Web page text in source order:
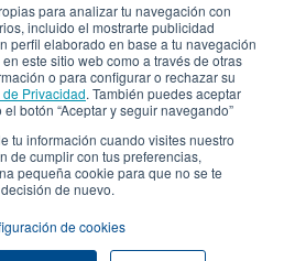
para analizar tu navegación con
incluido el mostrarte publicidad
perfil elaborado en base a tu navegación
este sitio web como a través de otras
o para configurar o rechazar su
de Privacidad. También puedes aceptar
botón “Aceptar y seguir navegando”
tu información cuando visites nuestro
de cumplir con tus preferencias,
pequeña cookie para que no se te
de nuevo.
de cookies
2024 – Todos los derechos
legal